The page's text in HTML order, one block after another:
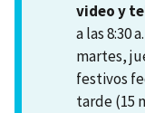
video y
a las 8:30
martes,
festivos
tarde (15